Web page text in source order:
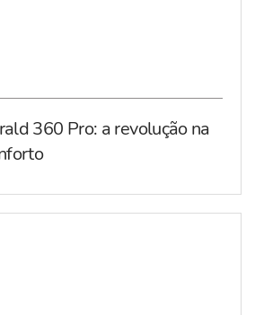
360 Pro: a revolução na